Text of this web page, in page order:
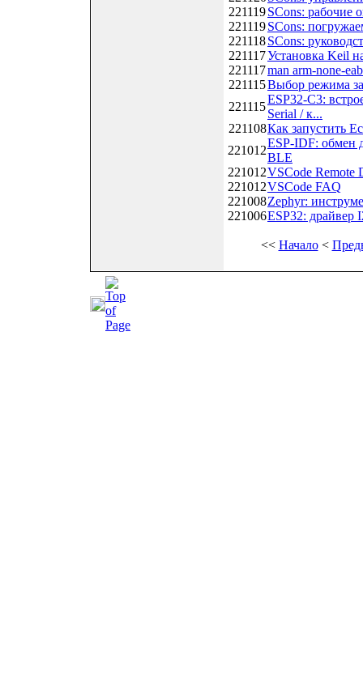
221119SCons: рабочие
221119SCons:
221118SCons:
221117Установка Keil
221117man arm-none-
221115Выбор режима
221115
ESP32-C3:
Serial / к...
221108Как запустить
221012
ESP-IDF: обмен
BLE
221012VSCode Remote
221012VSCode FAQ
221008Zephyr:
221006ESP32: драйвер
<< Начало<